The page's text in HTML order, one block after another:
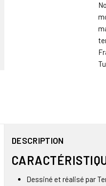
DESCRIPTION
Dessiné et réalisé par